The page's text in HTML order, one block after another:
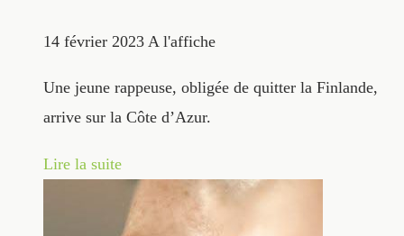
14 février 2023 A l'affiche
Une jeune rappeuse, obligée de quitter la Finlande,
arrive sur la Côte d’Azur.
Lire la suite